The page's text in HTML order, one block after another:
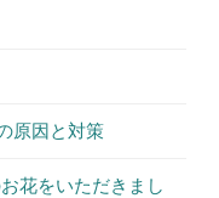
原因と対策
花をいただきまし